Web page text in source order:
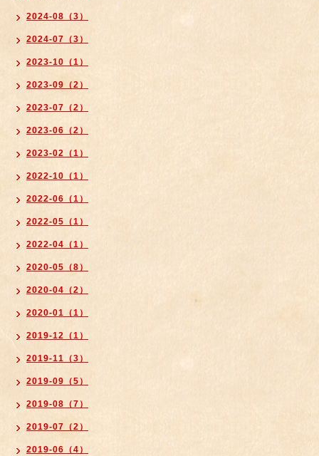
2024-08（3）
2024-07（3）
2023-10（1）
2023-09（2）
2023-07（2）
2023-06（2）
2023-02（1）
2022-10（1）
2022-06（1）
2022-05（1）
2022-04（1）
2020-05（8）
2020-04（2）
2020-01（1）
2019-12（1）
2019-11（3）
2019-09（5）
2019-08（7）
2019-07（2）
2019-06（4）